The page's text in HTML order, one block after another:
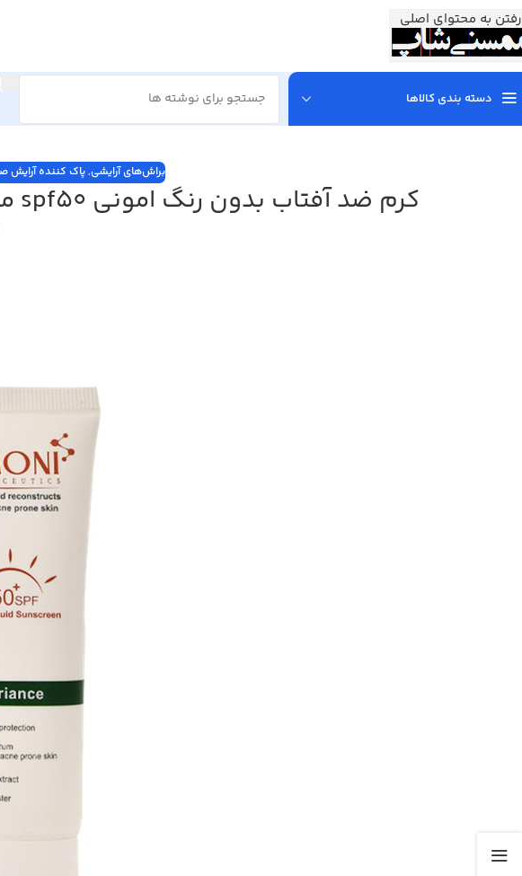
رفتن به محتوای اصلی
دسته بندی کالاها
براش‌های آرایشی,پاک کننده آرایش
کرم ضد آفتاب بدون رنگ امونی spf50 مدل purience مناسب برای پوست چرب حجم 50 میلی‌لیتر